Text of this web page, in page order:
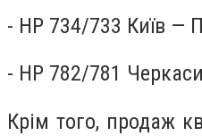
- НР 734/733 Київ —
- НР 782/781
Крім того, продаж